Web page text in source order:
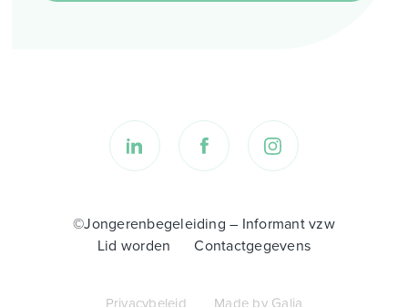
©Jongerenbegeleiding – Informant vzw
Lid worden
Contactgegevens